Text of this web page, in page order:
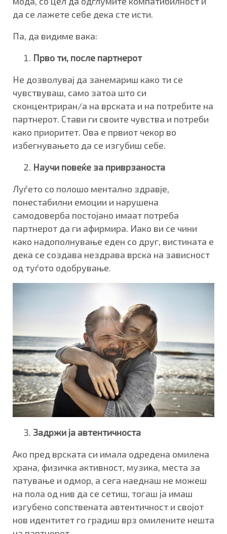
да се лажете себе дека сте исти.
Па, да видиме вака:
Прво ти, после партнерот
Не дозволувај да занемариш како ти се
чувствуваш, само затоа што си
сконцентриран/а на врската и на потребите на
партнерот. Стави ги своите чувства и потреби
како приоритет. Ова е првиот чекор во
избегнувањето да се изгубиш себе.
Научи повеќе за приврзаноста
Луѓето со полошо ментално здравје,
понестабилни емоции и нарушена
самодоверба постојано имаат потреба
партнерот да ги афирмира. Иако ви се чини
како надополнување еден со друг, вистината е
дека се создава нездрава врска на зависност
од туѓото одобрување.
Задржи ја автентичноста
Ако пред врската си имала одредена омилена
храна, физичка активност, музика, места за
патување и одмор, а сега наеднаш не можеш
на пола од нив да се сетиш, тогаш ја имаш
изгубено сопствената автентичност и својот
нов идентитет го градиш врз омилените нешта